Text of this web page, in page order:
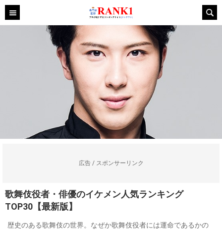
広告 / スポンサーリンク
歌舞伎役者・俳優のイケメン人気ランキング
TOP30【最新版】
歴史のある歌舞伎の世界。なぜか歌舞伎役者には運命であるかの